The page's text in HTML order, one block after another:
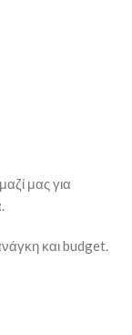
μας για
και budget.